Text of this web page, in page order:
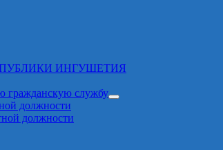
ИНГУШЕТИЯ
гражданскую службу
должности
должности